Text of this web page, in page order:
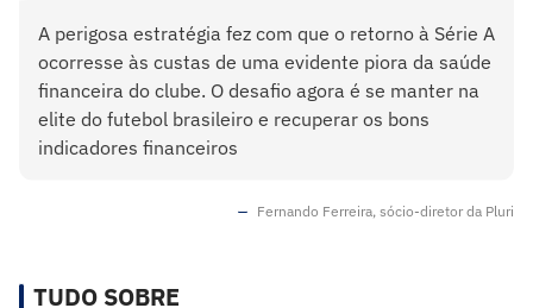
A perigosa estratégia fez com que o retorno à Série A
ocorresse às custas de uma evidente piora da saúde
financeira do clube. O desafio agora é se manter na
elite do futebol brasileiro e recuperar os bons
indicadores financeiros
Fernando Ferreira, sócio-diretor da Pluri
TUDO SOBRE